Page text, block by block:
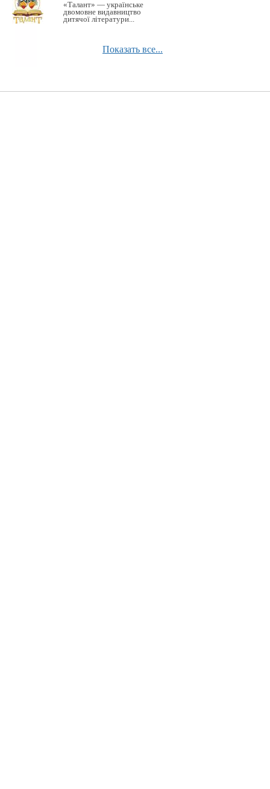
«Талант» — українське
двомовне видавництво
дитячої літератури...
Показать все...